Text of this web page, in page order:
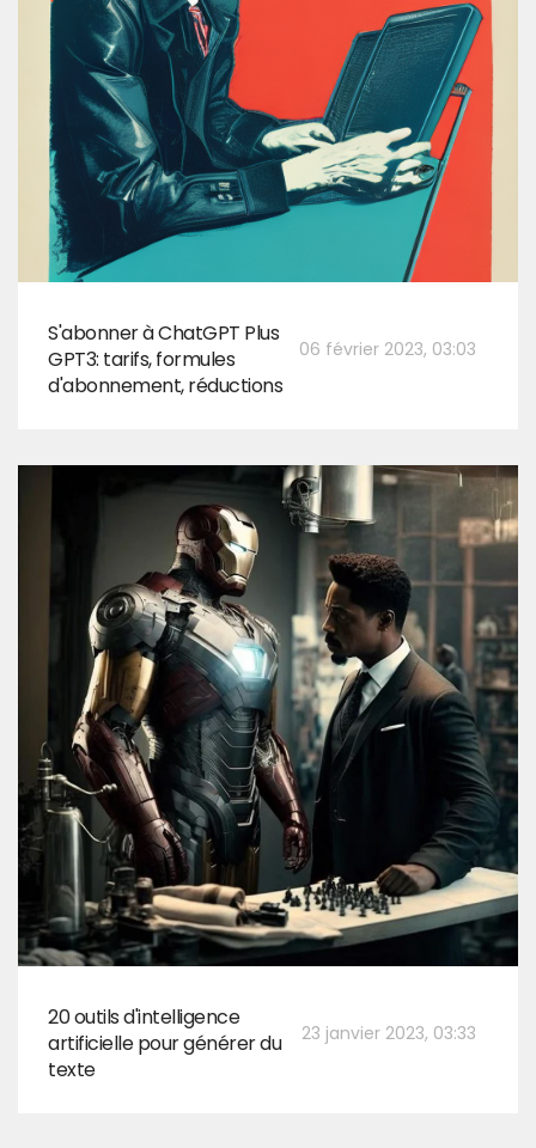
06 février 2023, 03:03
S'abonner à ChatGPT Plus
GPT3: tarifs, formules
d'abonnement, réductions
23 janvier 2023, 03:33
20 outils d'intelligence
artificielle pour générer du
texte